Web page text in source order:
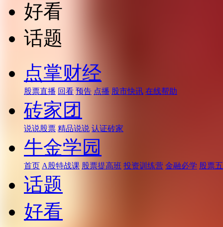
好看
话题
点掌财经
股票直播 回看 预告 点播 股市快讯 在线帮助
砖家团
说说股票 精品说说 认证砖家
牛金学园
首页 A股特战课 股票提高班 投资训练营 金融必学 股票
话题
好看